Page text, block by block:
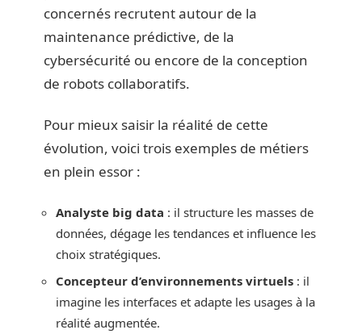
concernés recrutent autour de la
maintenance prédictive, de la
cybersécurité ou encore de la conception
de robots collaboratifs.
Pour mieux saisir la réalité de cette
évolution, voici trois exemples de métiers
en plein essor :
Analyste big data : il structure les masses de
données, dégage les tendances et influence les
choix stratégiques.
Concepteur d’environnements virtuels : il
imagine les interfaces et adapte les usages à la
réalité augmentée.